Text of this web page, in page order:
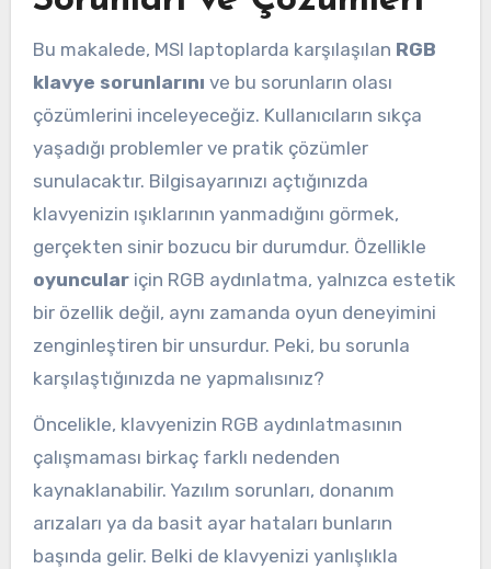
Bu makalede, MSI laptoplarda karşılaşılan RGB
klavye sorunlarını ve bu sorunların olası
çözümlerini inceleyeceğiz. Kullanıcıların sıkça
yaşadığı problemler ve pratik çözümler
sunulacaktır. Bilgisayarınızı açtığınızda
klavyenizin ışıklarının yanmadığını görmek,
gerçekten sinir bozucu bir durumdur. Özellikle
oyunculariçin RGB aydınlatma, yalnızca estetik
bir özellik değil, aynı zamanda oyun deneyimini
zenginleştiren bir unsurdur. Peki, bu sorunla
karşılaştığınızda ne yapmalısınız?
Öncelikle, klavyenizin RGB aydınlatmasının
çalışmaması birkaç farklı nedenden
kaynaklanabilir. Yazılım sorunları, donanım
arızaları ya da basit ayar hataları bunların
başında gelir. Belki de klavyenizi yanlışlıkla